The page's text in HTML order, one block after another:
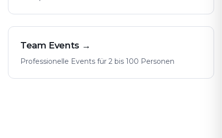
Team Events →
Professionelle Events für 2 bis 100 Personen